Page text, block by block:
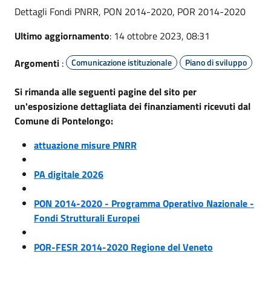
Dettagli Fondi PNRR, PON 2014-2020, POR 2014-2020
Ultimo aggiornamento: 14 ottobre 2023, 08:31
Argomenti : Comunicazione istituzionale Piano di sviluppo
Si rimanda alle seguenti pagine del sito per
un'esposizione dettagliata dei finanziamenti ricevuti dal
Comune di Pontelongo:
attuazione misure PNRR
PA digitale 2026
PON 2014-2020 - Programma Operativo Nazionale -
Fondi Strutturali Europei
POR-FESR 2014-2020 Regione del Veneto